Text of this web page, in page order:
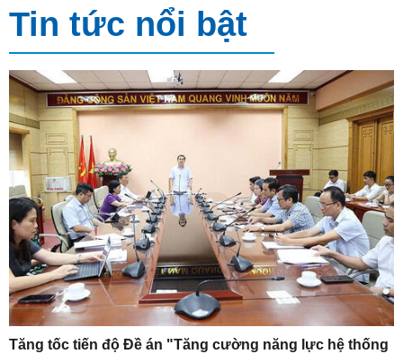
Tin tức nổi bật
Tăng tốc tiến độ Đề án "Tăng cường năng lực hệ thống